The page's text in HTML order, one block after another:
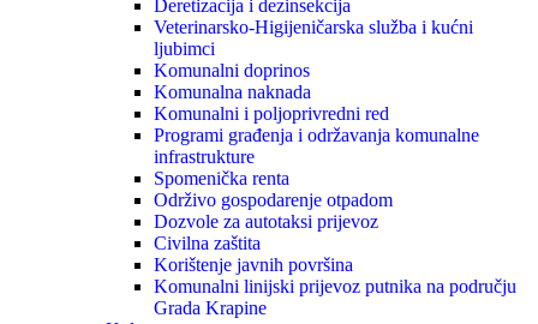
Deretizacija i dezinsekcija
Veterinarsko-Higijeničarska služba i kućni
ljubimci
Komunalni doprinos
Komunalna naknada
Komunalni i poljoprivredni red
Programi građenja i održavanja komunalne
infrastrukture
Spomenička renta
Održivo gospodarenje otpadom
Dozvole za autotaksi prijevoz
Civilna zaštita
Korištenje javnih površina
Komunalni linijski prijevoz putnika na području
Grada Krapine